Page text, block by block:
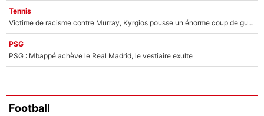
Tennis
Victime de racisme contre Murray, Kyrgios pousse un énorme coup de gueule !
PSG
PSG : Mbappé achève le Real Madrid, le vestiaire exulte
Football